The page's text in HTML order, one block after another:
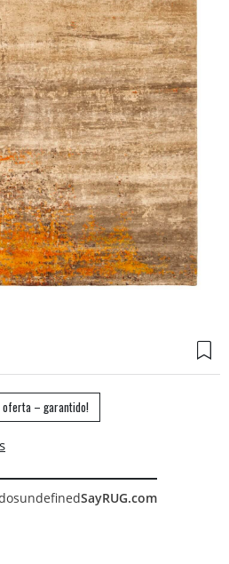
oferta – garantido!
undefinedSayRUG.com